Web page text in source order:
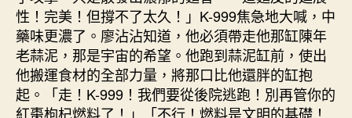
性！完美！但撐不了太久！」K-999焦急地大喊，中
藥味更濃了。廖沾沾知道，他必須帶走他那缸陳年
老蒜泥，那是宇宙的希望。他跑到蒜泥缸前，使出
他搬運食材的全部力量，將那口比他還胖的缸抱
起。「走！K-999！我們要從後院逃跑！別再管你的
紅棗枸杞燃料了！」「不行！燃料是文明的基礎！